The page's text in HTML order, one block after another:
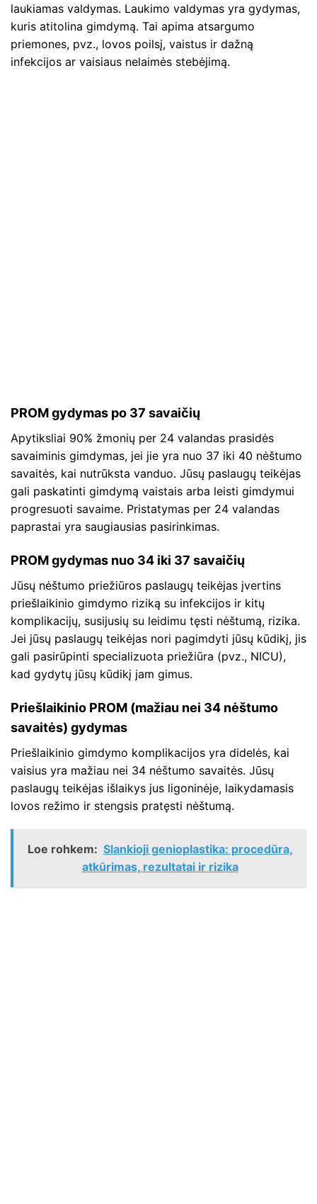
laukiamas valdymas. Laukimo valdymas yra gydymas,
kuris atitolina gimdymą. Tai apima atsargumo
priemones, pvz., lovos poilsį, vaistus ir dažną
infekcijos ar vaisiaus nelaimės stebėjimą.
PROM gydymas po 37 savaičių
Apytiksliai 90% žmonių per 24 valandas prasidės
savaiminis gimdymas, jei jie yra nuo 37 iki 40 nėštumo
savaitės, kai nutrūksta vanduo. Jūsų paslaugų teikėjas
gali paskatinti gimdymą vaistais arba leisti gimdymui
progresuoti savaime. Pristatymas per 24 valandas
paprastai yra saugiausias pasirinkimas.
PROM gydymas nuo 34 iki 37 savaičių
Jūsų nėštumo priežiūros paslaugų teikėjas įvertins
priešlaikinio gimdymo riziką su infekcijos ir kitų
komplikacijų, susijusių su leidimu tęsti nėštumą, rizika.
Jei jūsų paslaugų teikėjas nori pagimdyti jūsų kūdikį, jis
gali pasirūpinti specializuota priežiūra (pvz., NICU),
kad gydytų jūsų kūdikį jam gimus.
Priešlaikinio PROM (mažiau nei 34 nėštumo
savaitės) gydymas
Priešlaikinio gimdymo komplikacijos yra didelės, kai
vaisius yra mažiau nei 34 nėštumo savaitės. Jūsų
paslaugų teikėjas išlaikys jus ligoninėje, laikydamasis
lovos režimo ir stengsis pratęsti nėštumą.
Loe rohkem: Slankioji genioplastika: procedūra,
atkūrimas, rezultatai ir rizika